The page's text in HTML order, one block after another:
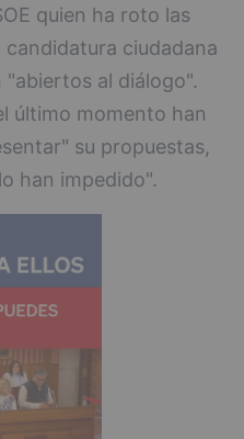
quien ha roto las
ciudadana
"abiertos al diálogo".
último momento han
su propuestas,
han impedido".